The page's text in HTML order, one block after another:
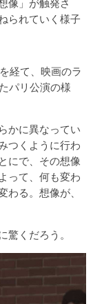
像」が触発さ
られていく様子
経て、映画のラ
パリ公演の様
かに異なってい
つくように行わ
にで、その想像
って、何も変わ
わる。想像が、
くだろう。